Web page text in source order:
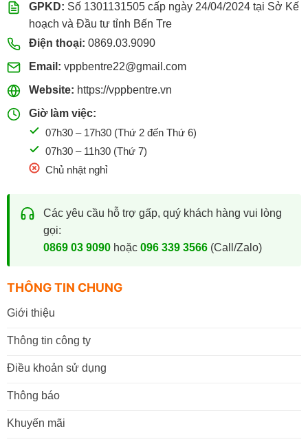
GPKD: Số 1301131505 cấp ngày 24/04/2024 tại Sở Kế
hoạch và Đầu tư tỉnh Bến Tre
Điện thoại: 0869.03.9090
Email: vppbentre22@gmail.com
Website: https://vppbentre.vn
Giờ làm việc:
07h30 – 17h30 (Thứ 2 đến Thứ 6)
07h30 – 11h30 (Thứ 7)
Chủ nhật nghỉ
Các yêu cầu hỗ trợ gấp, quý khách hàng vui lòng
gọi:
0869 03 9090hoặc 096 339 3566(Call/Zalo)
THÔNG TIN CHUNG
Giới thiệu
Thông tin công ty
Điều khoản sử dụng
Thông báo
Khuyến mãi